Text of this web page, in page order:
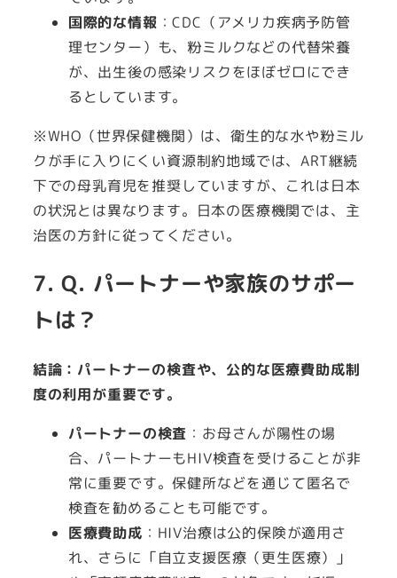
国際的な情報 ：CDC（アメリカ疾病予防管
理センター）も、粉ミルクなどの代替栄養
が、出生後の感染リスクをほぼゼロにでき
るとしています。
※WHO（世界保健機関）は、衛生的な水や粉ミル
クが手に入りにくい資源制約地域では、ART継続
下での母乳育児を推奨していますが、これは日本
の状況とは異なります。日本の医療機関では、主
治医の方針に従ってください。
7. Q. パートナーや家族のサポー
トは？
結論：パートナーの検査や、公的な医療費助成制
度の利用が重要です。
パートナーの検査 ：お母さんが陽性の場
合、パートナーもHIV検査を受けることが非
常に重要です。保健所などを通じて匿名で
検査を勧めることも可能です。
医療費助成 ：HIV治療は公的保険が適用さ
れ、さらに「自立支援医療（更生医療）」